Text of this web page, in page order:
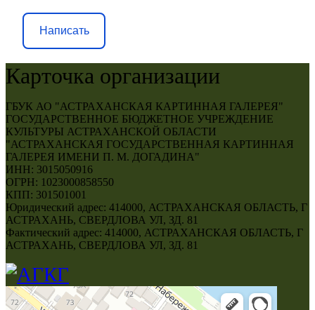
Написать
Карточка организации
ГБУК АО "АСТРАХАНСКАЯ КАРТИННАЯ ГАЛЕРЕЯ"
ГОСУДАРСТВЕННОЕ БЮДЖЕТНОЕ УЧРЕЖДЕНИЕ
КУЛЬТУРЫ АСТРАХАНСКОЙ ОБЛАСТИ
"АСТРАХАНСКАЯ ГОСУДАРСТВЕННАЯ КАРТИННАЯ
ГАЛЕРЕЯ ИМЕНИ П. М. ДОГАДИНА"
ИНН: 3015050916
ОГРН: 1023000858550
КПП: 301501001
Юридический адрес: 414000, АСТРАХАНСКАЯ ОБЛАСТЬ, Г
АСТРАХАНЬ, СВЕРДЛОВА УЛ, ЗД. 81
Фактический адрес: 414000, АСТРАХАНСКАЯ ОБЛАСТЬ, Г
АСТРАХАНЬ, СВЕРДЛОВА УЛ, ЗД. 81